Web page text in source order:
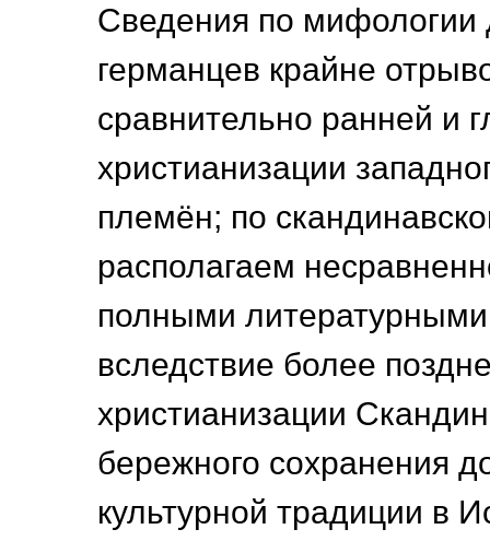
Сведения по мифологии
германцев крайне
сравнительно ранней и
христианизации
племён; по
располагаем
полными
вследствие более
христианизации
бережного сохранения
культурной традиции в